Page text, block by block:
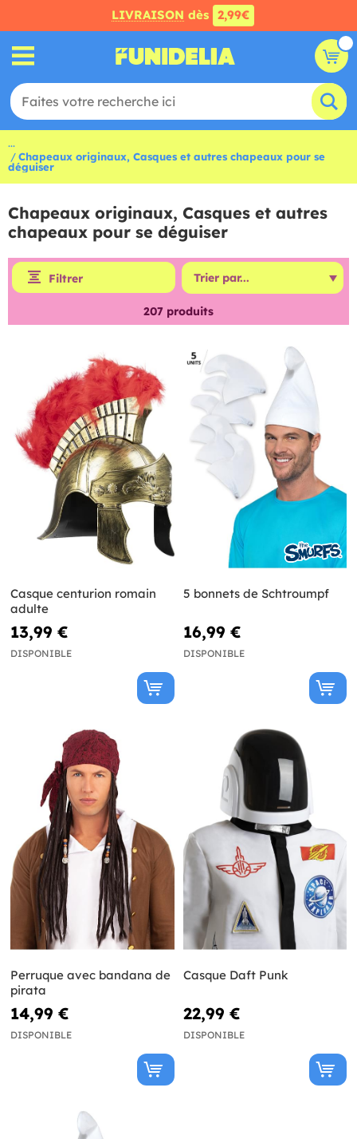
LIVRAISON dès 2,99€
...
Chapeaux originaux, Casques et autres chapeaux pour se
déguiser
Chapeaux originaux, Casques et autres
chapeaux pour se déguiser
Filtrer
207 produits
Casque centurion romain
adulte
13,99 €
DISPONIBLE
5 bonnets de Schtroumpf
16,99 €
DISPONIBLE
Perruque avec bandana de
pirata
14,99 €
DISPONIBLE
Casque Daft Punk
22,99 €
DISPONIBLE